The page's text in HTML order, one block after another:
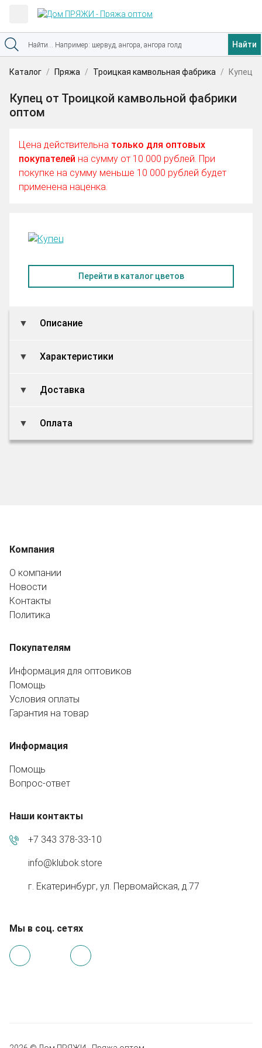
Найти
Каталог Пряжа Троицкая камвольная фабрика Купец
Купец от Троицкой камвольной фабрики
оптом
Цена действительна только для оптовых
покупателей на сумму от 10 000 рублей. При
покупке на сумму меньше 10 000 рублей будет
применена наценка.
Перейти в каталог цветов
Описание
Характеристики
Доставка
Оплата
Компания
О компании
Новости
Контакты
Политика
Покупателям
Информация для оптовиков
Помощь
Условия оплаты
Гарантия на товар
Информация
Помощь
Вопрос-ответ
Наши контакты
+7 343 378-33-10
info@klubok.store
г. Екатеринбург, ул. Первомайская, д.77
Мы в соц. сетях